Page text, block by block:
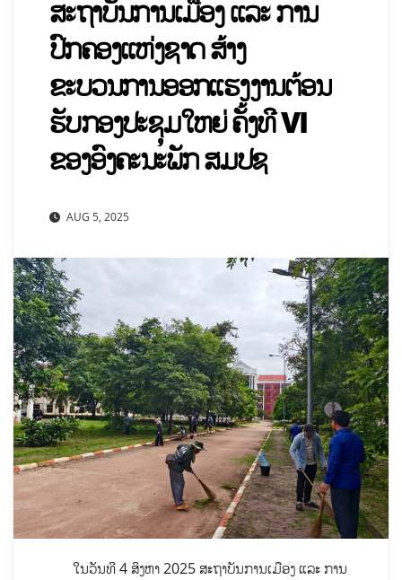
ສະຖາບັນການເມືອງ ແລະ ການ
ປົກຄອງແຫ່ງຊາດ ສ້າງ
ຂະບວນການອອກແຮງງານຕ້ອນ
ຮັບກອງປະຊຸມໃຫຍ່ ຄັ້ງທີ VI
ຂອງອົງຄະນະພັກ ສມປຊ
AUG 5, 2025
ໃນວັນທີ 4 ສິງຫາ 2025 ສະຖາບັນການເມືອງ ແລະ ການ